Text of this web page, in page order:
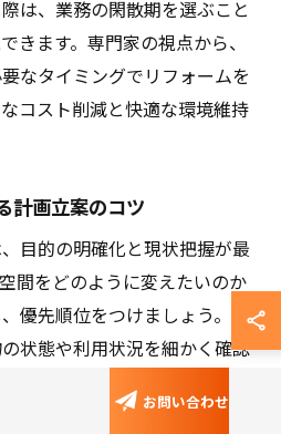
は、業務の閑散期を選ぶこと
きます。専門家の視点から、
なタイミングでリフォームを
コスト削減と快適な環境維持
計画立案のコツ
目的の明確化と現状把握が最
間をどのように変えたいのか
優先順位をつけましょう。専
状態や利用状況を細かく確認
的な拡張や変更も見据える・
お問い合わせ